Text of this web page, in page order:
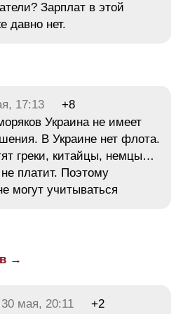
Зарплат в этой
давно нет.
17:13
+8
Украина не имеет
В Украине нет флота.
греки, китайцы, немцы…
платит. Поэтому
могут учитываться
→
30 мая, 20:11
+2